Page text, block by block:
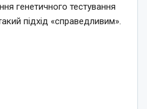
генетичного тестування
підхід «справедливим».